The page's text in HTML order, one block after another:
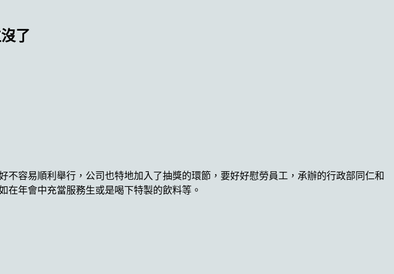
了
容易順利舉行，公司也特地加入了抽獎的環節，要好好慰勞員工，承辦的行政部同仁和
在年會中充當服務生或是喝下特製的飲料等。